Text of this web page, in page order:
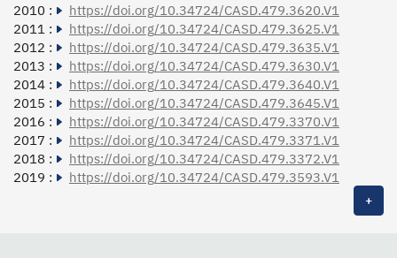
2010 :
https://doi.org/10.34724/CASD.479.3620.V1
2011 :
https://doi.org/10.34724/CASD.479.3625.V1
2012 :
https://doi.org/10.34724/CASD.479.3635.V1
2013 :
https://doi.org/10.34724/CASD.479.3630.V1
2014 :
https://doi.org/10.34724/CASD.479.3640.V1
2015 :
https://doi.org/10.34724/CASD.479.3645.V1
2016 :
https://doi.org/10.34724/CASD.479.3370.V1
2017 :
https://doi.org/10.34724/CASD.479.3371.V1
2018 :
https://doi.org/10.34724/CASD.479.3372.V1
2019 :
https://doi.org/10.34724/CASD.479.3593.V1
+